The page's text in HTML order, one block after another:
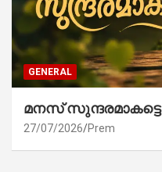
GENERAL
മനസ് സുന്ദരമാകട്ടെ
27/07/2026 Prem